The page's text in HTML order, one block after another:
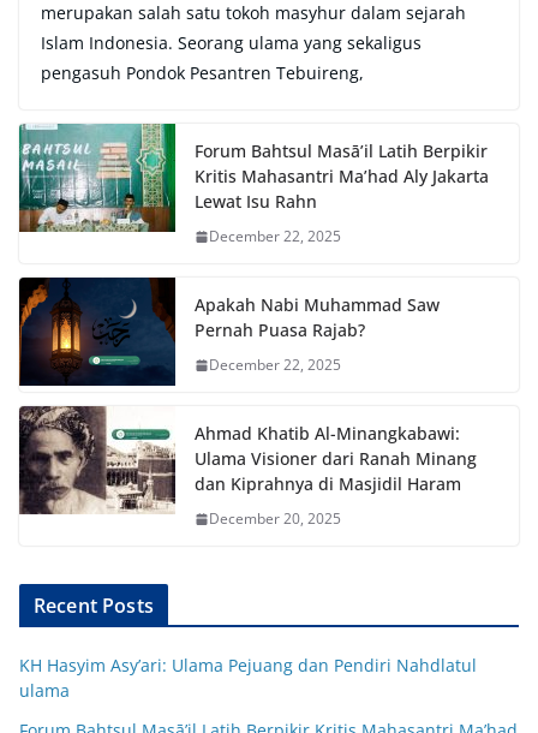
merupakan salah satu tokoh masyhur dalam sejarah
Islam Indonesia. Seorang ulama yang sekaligus
pengasuh Pondok Pesantren Tebuireng,
Forum Bahtsul Masā’il Latih Berpikir
Kritis Mahasantri Ma’had Aly Jakarta
Lewat Isu Rahn
December 22, 2025
Apakah Nabi Muhammad Saw
Pernah Puasa Rajab?
December 22, 2025
Ahmad Khatib Al-Minangkabawi:
Ulama Visioner dari Ranah Minang
dan Kiprahnya di Masjidil Haram
December 20, 2025
Recent Posts
KH Hasyim Asy’ari: Ulama Pejuang dan Pendiri Nahdlatul
ulama